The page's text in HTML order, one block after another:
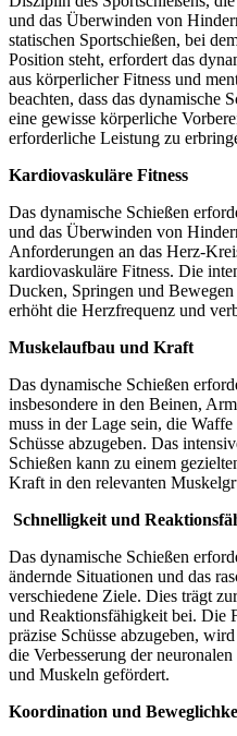
und das Überwinden von
statischen Sportschießen, bei
Position steht, erfordert das
aus körperlicher Fitness und
beachten, dass das dynamische
eine gewisse körperliche
erforderliche Leistung zu
Kardiovaskuläre Fitness
Das dynamische Schießen
und das Überwinden von
Anforderungen an das Herz-
kardiovaskuläre Fitness. Die
Ducken, Springen und
erhöht die Herzfrequenz und
Muskelaufbau und Kraft
Das dynamische Schießen
insbesondere in den Beinen,
muss in der Lage sein, die
Schüsse abzugeben. Das
Schießen kann zu einem
Kraft in den relevanten
Schnelligkeit und
Das dynamische Schießen
ändernde Situationen und das
verschiedene Ziele. Dies trägt
und Reaktionsfähigkeit bei. Die
präzise Schüsse abzugeben,
die Verbesserung der
und Muskeln gefördert.
Koordination und